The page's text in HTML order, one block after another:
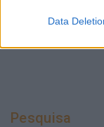
Data
LEIA MAIS
Pesquisa